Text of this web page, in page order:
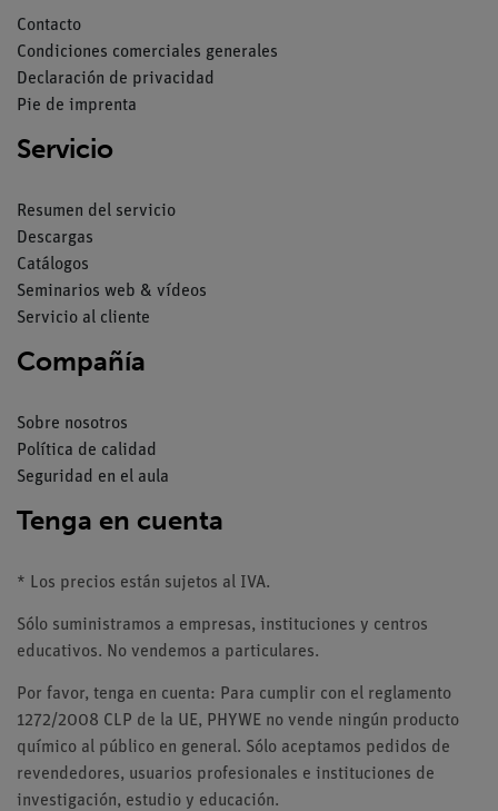
Contacto
Condiciones comerciales generales
Declaración de privacidad
Pie de imprenta
Servicio
Resumen del servicio
Descargas
Catálogos
Seminarios web & vídeos
Servicio al cliente
Compañía
Sobre nosotros
Política de calidad
Seguridad en el aula
Tenga en cuenta
* Los precios están sujetos al IVA.
Sólo suministramos a empresas, instituciones y centros
educativos. No vendemos a particulares.
Por favor, tenga en cuenta: Para cumplir con el reglamento
1272/2008 CLP de la UE, PHYWE no vende ningún producto
químico al público en general. Sólo aceptamos pedidos de
revendedores, usuarios profesionales e instituciones de
investigación, estudio y educación.